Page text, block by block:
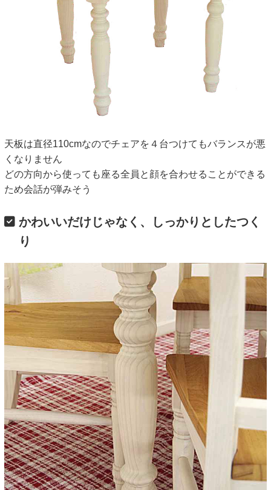
天板は直径110cmなのでチェアを４台つけてもバランスが悪
くなりません
どの方向から使っても座る全員と顔を合わせることができる
ため会話が弾みそう
かわいいだけじゃなく、しっかりとしたつく
り